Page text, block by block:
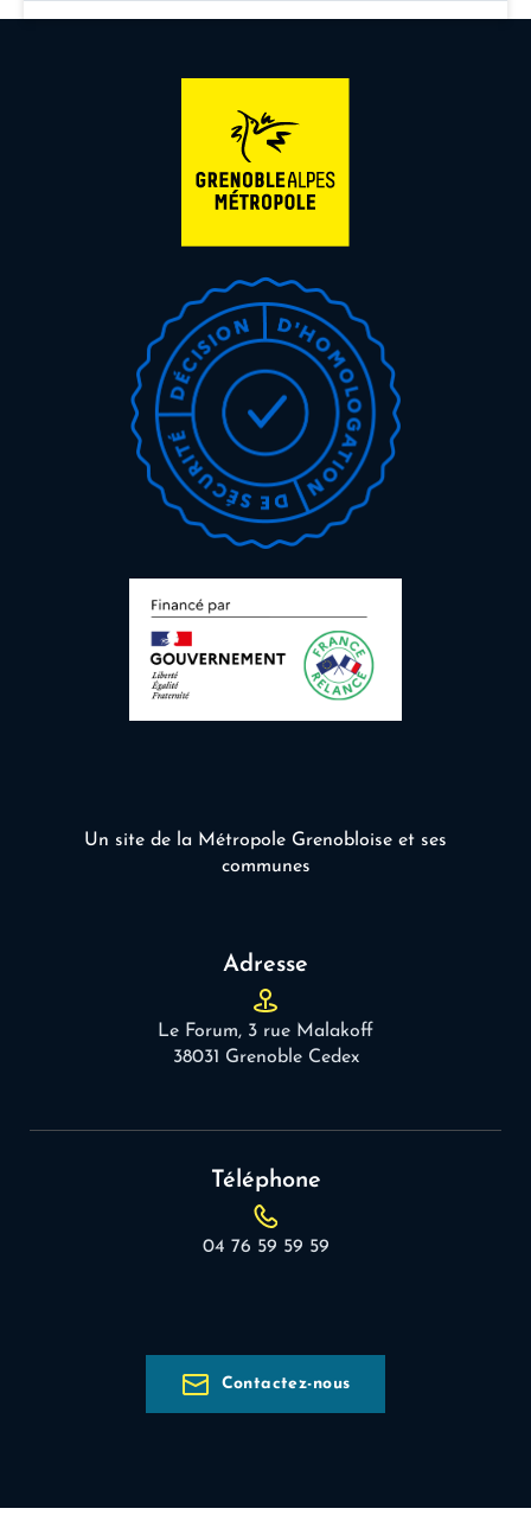
Un site de la Métropole Grenobloise et ses
communes
Adresse
Le Forum, 3 rue Malakoff
38031 Grenoble Cedex
Téléphone
04 76 59 59 59
Contactez-nous